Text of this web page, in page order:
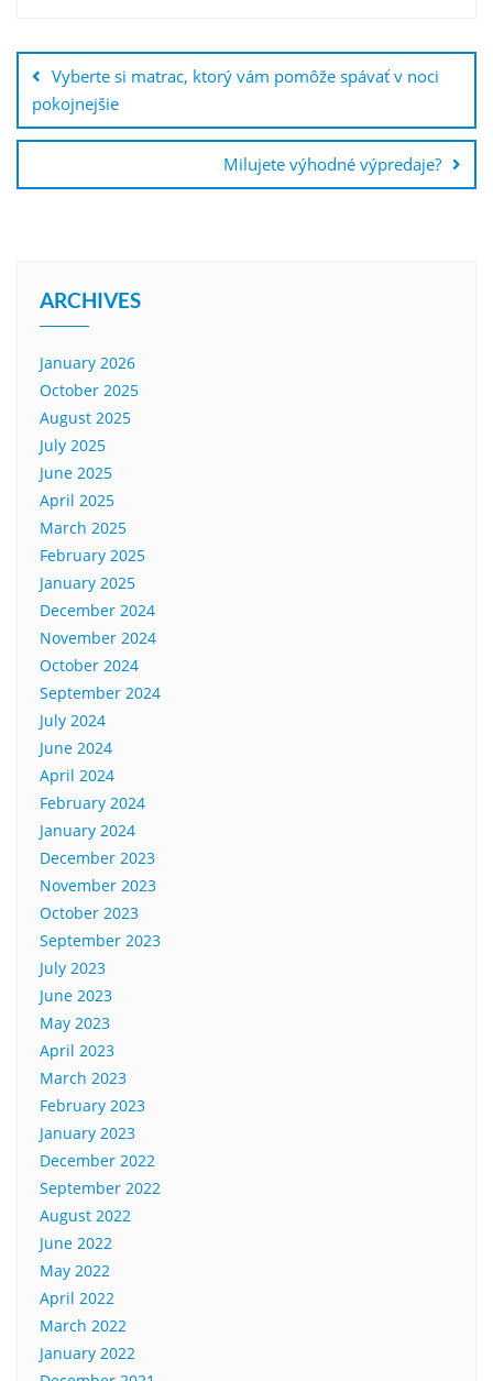
navigation
Vyberte si matrac, ktorý vám pomôže spávať v noci
pokojnejšie
Milujete výhodné výpredaje?
ARCHIVES
January 2026
October 2025
August 2025
July 2025
June 2025
April 2025
March 2025
February 2025
January 2025
December 2024
November 2024
October 2024
September 2024
July 2024
June 2024
April 2024
February 2024
January 2024
December 2023
November 2023
October 2023
September 2023
July 2023
June 2023
May 2023
April 2023
March 2023
February 2023
January 2023
December 2022
September 2022
August 2022
June 2022
May 2022
April 2022
March 2022
January 2022